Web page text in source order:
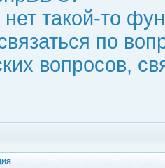
такой-то
по
вопросов,